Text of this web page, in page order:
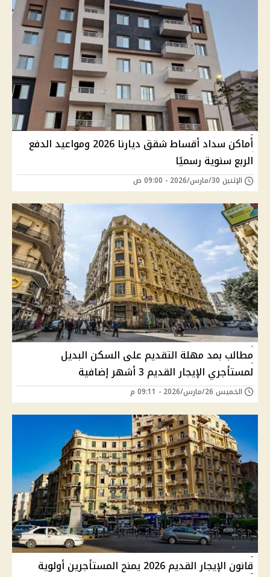
أماكن سداد أقساط شقق ديارنا 2026 ومواعيد الدفع
الربع سنوية رسميًا
الإثنين 30/مارس/2026 - 09:00 ص
مطالب بمد مهلة التقديم على السكن البديل
لمستأجري الإيجار القديم 3 أشهر إضافية
الخميس 26/مارس/2026 - 09:11 م
قانون الإيجار القديم 2026 يمنح المستأجرين أولوية